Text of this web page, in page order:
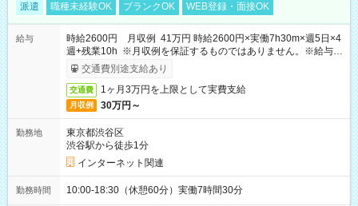
派遣 職種未経験OK ブランクOK WEB登録・面接OK
給与
時給2600円 月収例 41万円 時給2600円×実働7h30m×週5日×4
週+残業10h ※月収例を保証するものではありません。※給与即
受取りサービス利用可（利用条件有）
交通費別途支給あり
交通費 1ヶ月3万円を上限として実費支給
月収例 30万円～
勤務地
東京都渋谷区
渋谷駅から徒歩1分
インターネット関連
勤務時間 10:00-18:30（休憩60分）実働7時間30分